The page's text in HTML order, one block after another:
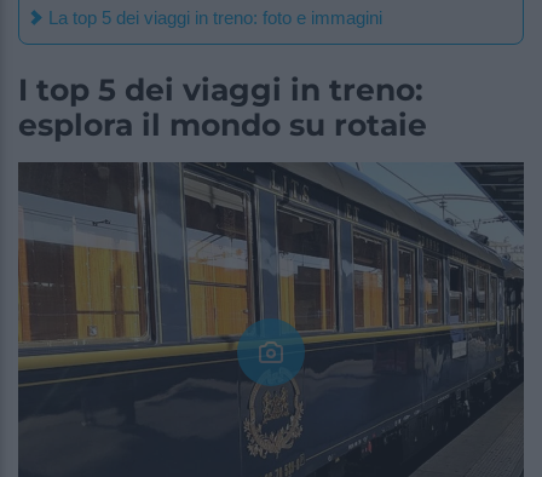
La top 5 dei viaggi in treno: foto e immagini
I top 5 dei viaggi in treno:
esplora il mondo su rotaie